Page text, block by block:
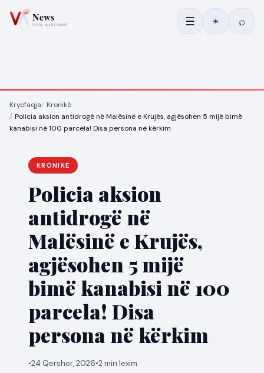
☰ ☀ ⌕
Kryefaqja
Kronikë
Policia aksion antidrogë në Malësinë e Krujës, agjësohen 5 mijë bimë
kanabisi në 100 parcela! Disa persona në kërkim
KRONIKË
Policia aksion
antidrogë në
Malësinë e Krujës,
agjësohen 5 mijë
bimë kanabisi në 100
parcela! Disa
persona në kërkim
•24 Qershor, 2026•2 min lexim